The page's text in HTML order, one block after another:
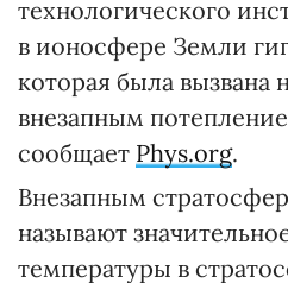
технологического
в ионосфере Земли
которая была вызвана
внезапным
сообщает Phys.org.
Внезапным
называют
температуры в